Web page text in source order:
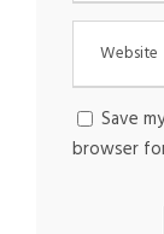
Save
browser